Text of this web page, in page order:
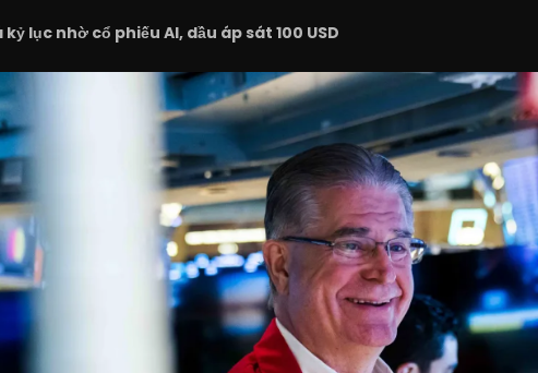
lục nhờ cổ phiếu AI, dầu áp sát 100 USD